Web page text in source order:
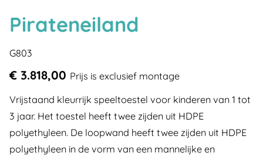
Pirateneiland
G803
€ 3.818,00 Prijs is exclusief montage
Vrijstaand kleurrijk speeltoestel voor kinderen van 1 tot
3 jaar. Het toestel heeft twee zijden uit HDPE
polyethyleen. De loopwand heeft twee zijden uit HDPE
polyethyleen in de vorm van een mannelijke en